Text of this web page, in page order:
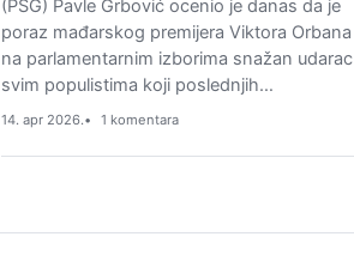
(PSG) Pavle Grbović ocenio je danas da je
poraz mađarskog premijera Viktora Orbana
na parlamentarnim izborima snažan udarac
svim populistima koji poslednjih…
14. apr 2026. 1 komentara